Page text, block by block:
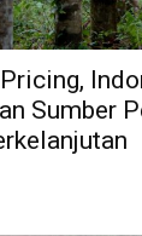
Sumber